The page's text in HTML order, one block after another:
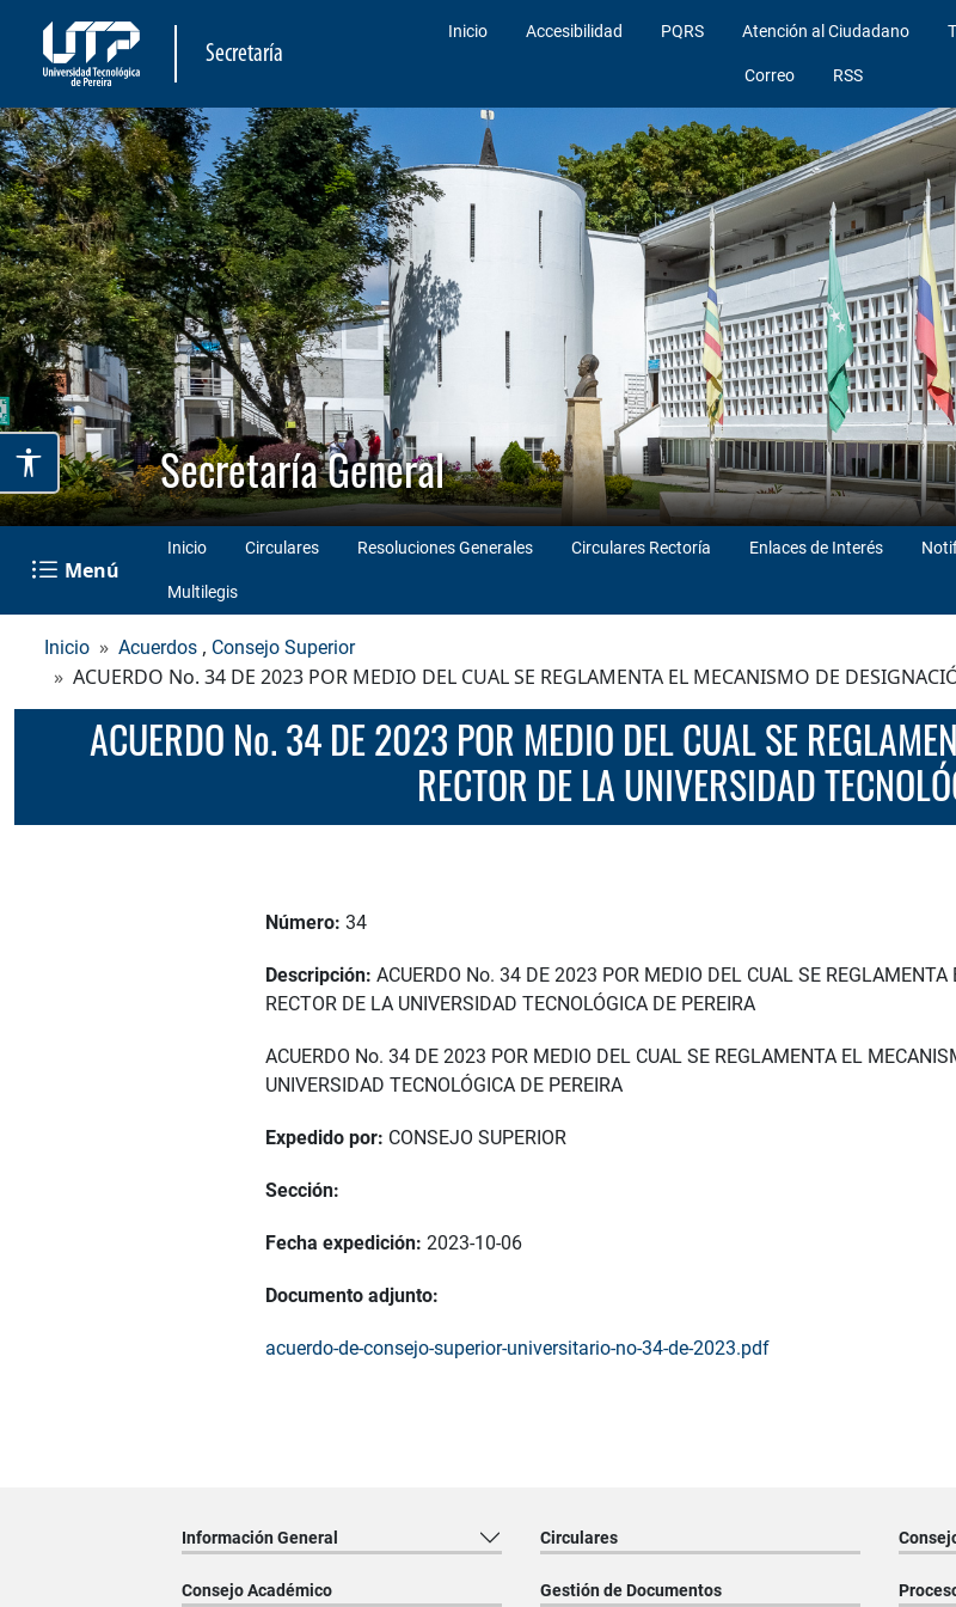
Secretaría
Inicio Accesibilidad PQRS Atención al Ciudadano
Correo RSS
Secretaría General
Menú
Inicio Circulares Resoluciones Generales Circulares Rectoría Enlaces de Interés
Multilegis
Inicio Acuerdos , Consejo Superior
ACUERDO No. 34 DE 2023 POR MEDIO DEL CUAL SE REGLAMENTA EL MECANISMO DE
ACUERDO No. 34 DE 2023 POR MEDIO DEL CUAL SE REGLAMENTA EL MECANISMO DE DESIGNACIÓN DEL
RECTOR DE LA UNIVERSIDAD
Número: 34
Descripción: ACUERDO No. 34 DE 2023 POR MEDIO DEL CUAL SE
RECTOR DE LA UNIVERSIDAD TECNOLÓGICA DE PEREIRA
ACUERDO No. 34 DE 2023 POR MEDIO DEL CUAL SE REGLAMENTA EL
UNIVERSIDAD TECNOLÓGICA DE PEREIRA
Expedido por: CONSEJO SUPERIOR
Sección:
Fecha expedición: 2023-10-06
Documento adjunto:
acuerdo-de-consejo-superior-universitario-no-34-de-2023.pdf
Información General Circulares
Consejo Académico Gestión de Documentos